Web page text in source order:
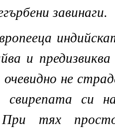
завинаги.
и
не
си
При тях